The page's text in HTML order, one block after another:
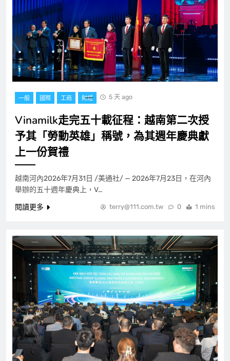
一般 國際 工商 財經 5 天 ago
Vinamilk走完五十載征程：越南第二次授
予其「勞動英雄」稱號，為其週年慶典獻
上一份賀禮
越南河內2026年7月31日 /美通社/ — 2026年7月23日，在河內
舉辦的五十週年慶典上，V…
閱讀更多
terry@111.com.tw 0 1 mins